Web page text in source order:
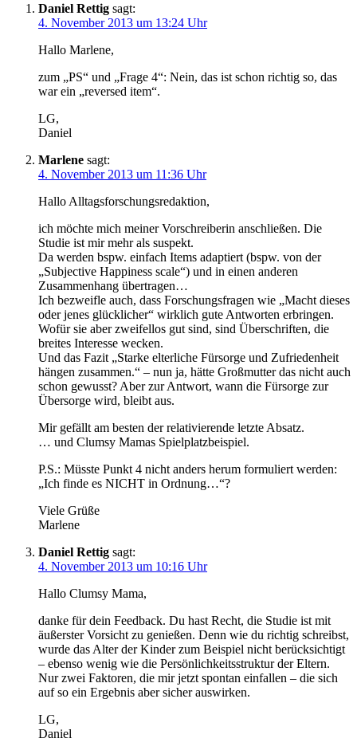
Daniel Rettig sagt:
4. November 2013 um 13:24 Uhr
Hallo Marlene,
zum „PS“ und „Frage 4“: Nein, das ist schon richtig so, das
war ein „reversed item“.
LG,
Daniel
Marlene sagt:
4. November 2013 um 11:36 Uhr
Hallo Alltagsforschungsredaktion,
ich möchte mich meiner Vorschreiberin anschließen. Die
Studie ist mir mehr als suspekt.
Da werden bspw. einfach Items adaptiert (bspw. von der
„Subjective Happiness scale“) und in einen anderen
Zusammenhang übertragen…
Ich bezweifle auch, dass Forschungsfragen wie „Macht dieses
oder jenes glücklicher“ wirklich gute Antworten erbringen.
Wofür sie aber zweifellos gut sind, sind Überschriften, die
breites Interesse wecken.
Und das Fazit „Starke elterliche Fürsorge und Zufriedenheit
hängen zusammen.“ – nun ja, hätte Großmutter das nicht auch
schon gewusst? Aber zur Antwort, wann die Fürsorge zur
Übersorge wird, bleibt aus.
Mir gefällt am besten der relativierende letzte Absatz.
… und Clumsy Mamas Spielplatzbeispiel.
P.S.: Müsste Punkt 4 nicht anders herum formuliert werden:
„Ich finde es NICHT in Ordnung…“?
Viele Grüße
Marlene
Daniel Rettig sagt:
4. November 2013 um 10:16 Uhr
Hallo Clumsy Mama,
danke für dein Feedback. Du hast Recht, die Studie ist mit
äußerster Vorsicht zu genießen. Denn wie du richtig schreibst,
wurde das Alter der Kinder zum Beispiel nicht berücksichtigt
– ebenso wenig wie die Persönlichkeitsstruktur der Eltern.
Nur zwei Faktoren, die mir jetzt spontan einfallen – die sich
auf so ein Ergebnis aber sicher auswirken.
LG,
Daniel